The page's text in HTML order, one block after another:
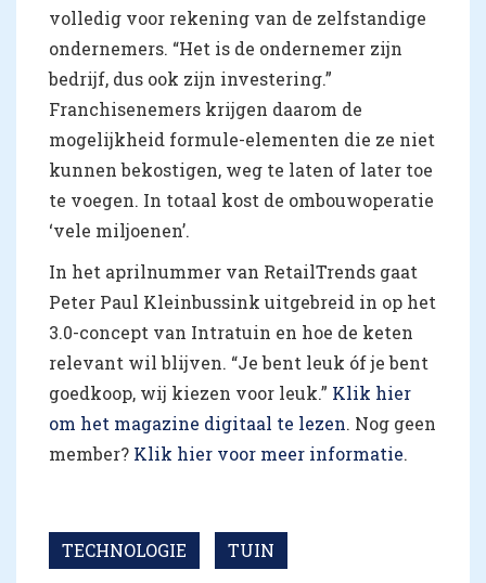
volledig voor rekening van de zelfstandige
ondernemers. “Het is de ondernemer zijn
bedrijf, dus ook zijn investering.”
Franchisenemers krijgen daarom de
mogelijkheid formule-elementen die ze niet
kunnen bekostigen, weg te laten of later toe
te voegen. In totaal kost de ombouwoperatie
‘vele miljoenen’.
In het aprilnummer van RetailTrends gaat
Peter Paul Kleinbussink uitgebreid in op het
3.0-concept van Intratuin en hoe de keten
relevant wil blijven. “Je bent leuk óf je bent
goedkoop, wij kiezen voor leuk.” Klik hier
om het magazine digitaal te lezen. Nog geen
member? Klik hier voor meer informatie.
TECHNOLOGIE TUIN